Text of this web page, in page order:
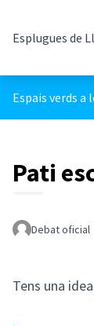
Esplugues de
Espais verds a
Pati
Debat oficial
Tens una